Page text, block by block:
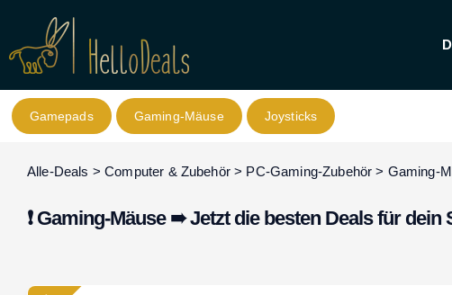
Gamepads Gaming-Mäuse Joysticks
Alle-Deals >Computer & Zubehör> PC-Gaming-Zubehör > Gaming-
❗ Gaming-Mäuse ➠ Jetzt die besten Deals für dein